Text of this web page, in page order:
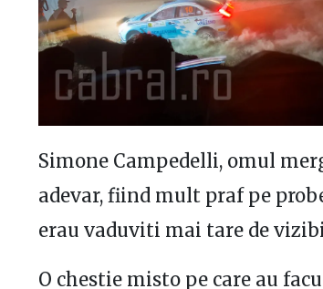
Simone Campedelli, omul
adevar, fiind mult praf pe
erau vaduviti mai tare de
O chestie misto pe care au